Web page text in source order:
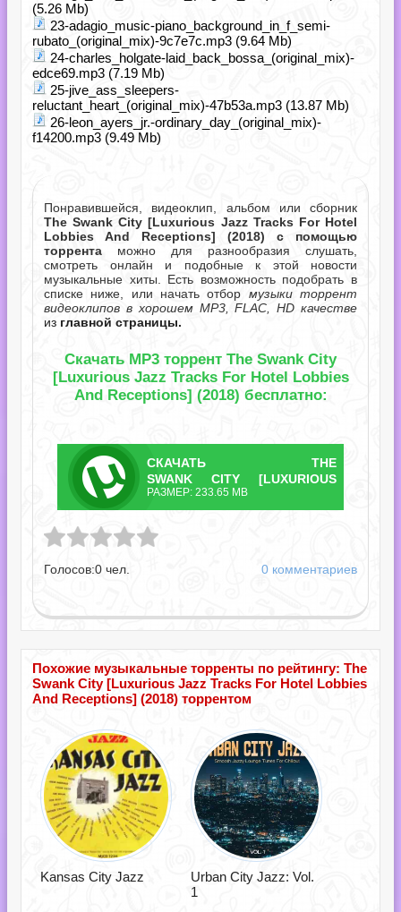
(5.26 Mb)
23-adagio_music-piano_background_in_f_semi-
rubato_(original_mix)-9c7e7c.mp3 (9.64 Mb)
24-charles_holgate-laid_back_bossa_(original_mix)-
edce69.mp3 (7.19 Mb)
25-jive_ass_sleepers-
reluctant_heart_(original_mix)-47b53a.mp3 (13.87 Mb)
26-leon_ayers_jr.-ordinary_day_(original_mix)-
f14200.mp3 (9.49 Mb)
Понравившейся, видеоклип, альбом или сборник
The Swank City [Luxurious Jazz Tracks For Hotel
Lobbies And Receptions] (2018) с помощью
торрента можно для разнообразия слушать,
смотреть онлайн и подобные к этой новости
музыкальные хиты. Есть возможность подобрать в
списке ниже, или начать отбор музыки торрент
видеоклипов в хорошем MP3, FLAC, HD качестве
из главной страницы.
Скачать MP3 торрент The Swank City
[Luxurious Jazz Tracks For Hotel Lobbies
And Receptions] (2018) бесплатно:
СКАЧАТЬ
ТОРРЕНТ
THE
SWANK CITY [LUXURIOUS
JAZZ TRACKS FOR HOTEL
LOBBIES AND
RECEPTIONS].TORRENT
РАЗМЕР: 233.65 MB
[Luxurious Jazz Tracks For Hotel Lobbies And Receptions].torrent
Голосов:0 чел. 0 комментариев
Похожие музыкальные торренты по рейтингу: The
Swank City [Luxurious Jazz Tracks For Hotel Lobbies
And Receptions] (2018) торрентом
Kansas City Jazz
Urban City Jazz: Vol.
1